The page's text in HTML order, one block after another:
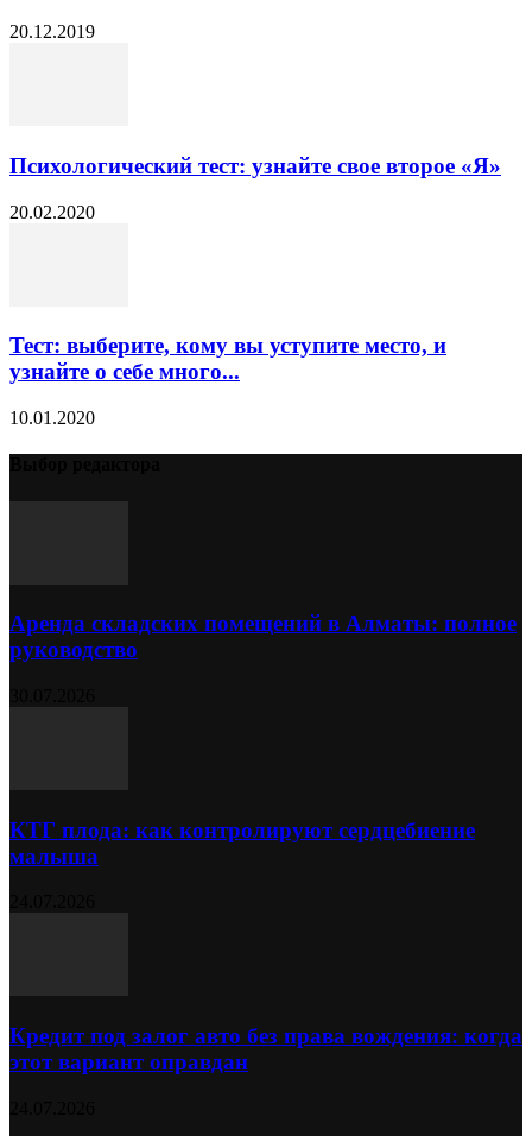
20.12.2019
Психологический тест: узнайте свое второе «Я»
20.02.2020
Тест: выберите, кому вы уступите место, и
узнайте о себе много...
10.01.2020
Аренда складских помещений в Алматы: полное
руководство
КТГ плода: как контролируют сердцебиение
малыша
Кредит под залог авто без права вождения: когда
этот вариант оправдан